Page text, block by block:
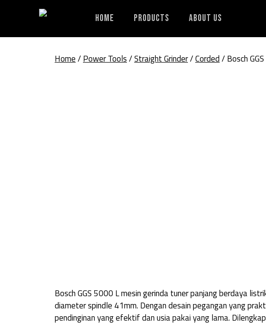
Home Products About Us
Home/Power Tools/Straight Grinder/Corded/ Bosch
Bosch GGS 5000 L mesin gerinda tuner panjang berdaya
diameter spindle 41mm. Dengan desain pegangan yang
pendinginan yang efektif dan usia pakai yang lama.